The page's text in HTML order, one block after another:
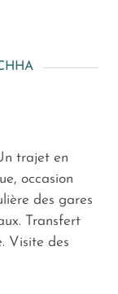
trajet en
occasion
des gares
Transfert
Visite des